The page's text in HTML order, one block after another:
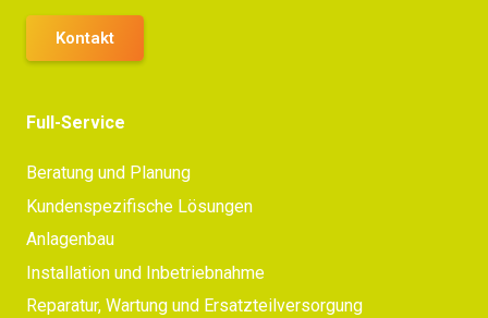
Kontakt
Full-Service
Beratung und Planung
Kundenspezifische Lösungen
Anlagenbau
Installation und Inbetriebnahme
Reparatur, Wartung und Ersatzteilversorgung